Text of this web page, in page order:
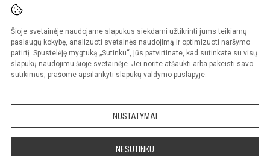
Šioje svetainėje naudojame slapukus siekdami užtikrinti jums teikiamų
paslaugų kokybę, analizuoti svetainės naudojimą ir optimizuoti naršymo
patirtį. Spustelėję mygtuką „Sutinku“, jūs patvirtinate, kad sutinkate su visų
slapukų naudojimu šioje svetainėje. Jei norite atšaukti arba pakeisti savo
sutikimus, prašome apsilankyti slapukų valdymo puslapyje.
NUSTATYMAI
NESUTINKU
© 2025. Kauno Vaišvydavos mokykla. Visos teisės saugomos.
Kopijuoti turinį be raštiško įstaigos administracijos sutikimo griežtai draudžiama.
Prieinamumo paraiška Slapukų valdymas
Sumanus būdas atnaujinti